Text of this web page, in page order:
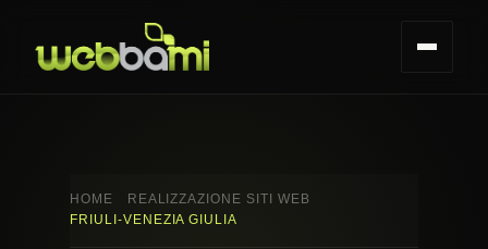
HOME
REALIZZAZIONE SITI WEB
FRIULI-VENEZIA GIULIA